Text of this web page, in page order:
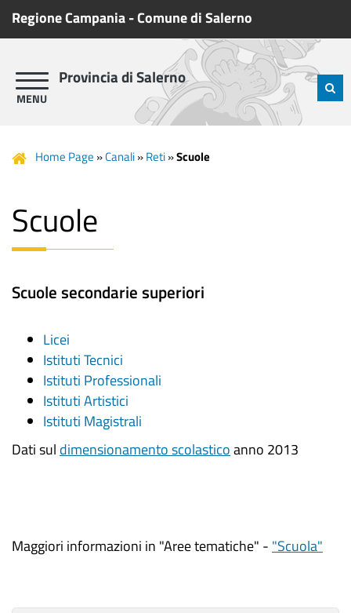
Regione Campania-Comune di Salerno
Provincia di Salerno
Home Page »Canali»Reti»Scuole
Scuole
Scuole secondarie superiori
Licei
Istituti Tecnici
Istituti Professionali
Istituti Artistici
Istituti Magistrali
Dati sul dimensionamento scolasticoanno 2013
Maggiori informazioni in "Aree tematiche" - "Scuola"